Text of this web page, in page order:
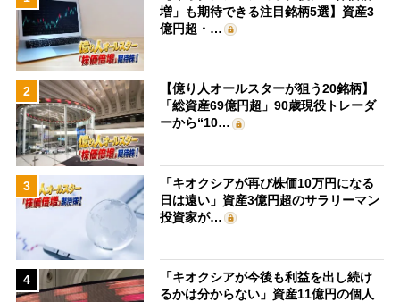
増」も期待できる注目銘柄5選】資産3
億円超・…
2
【億り人オールスターが狙う20銘柄】
「総資産69億円超」90歳現役トレーダ
ーから“10…
3
「キオクシアが再び株価10万円になる
日は遠い」資産3億円超のサラリーマン
投資家が…
4
「キオクシアが今後も利益を出し続け
るかは分からない」資産11億円の個人